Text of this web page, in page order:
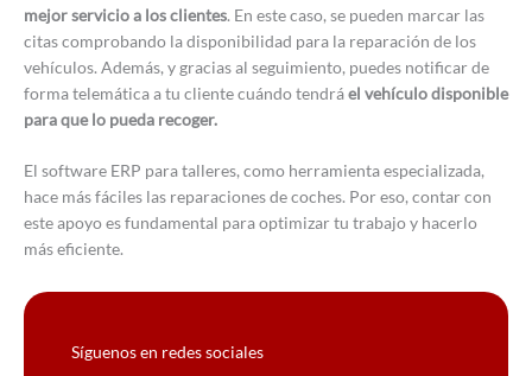
mejor servicio a los clientes. En este caso, se pueden marcar las
citas comprobando la disponibilidad para la reparación de los
vehículos. Además, y gracias al seguimiento, puedes notificar de
forma telemática a tu cliente cuándo tendráel vehículo disponible
para que lo pueda recoger.
El software ERP para talleres, como herramienta especializada,
hace más fáciles las reparaciones de coches. Por eso, contar con
este apoyo es fundamental para optimizar tu trabajo y hacerlo
más eficiente.
Síguenos en redes sociales